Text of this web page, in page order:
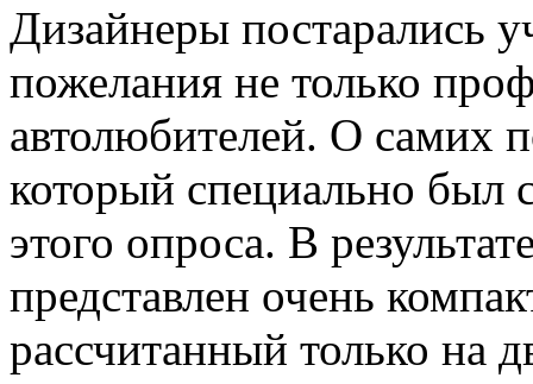
Дизайнеры постарались
пожелания не только
автолюбителей. О самих
который специально был
этого опроса. В
представлен очень
рассчитанный только на